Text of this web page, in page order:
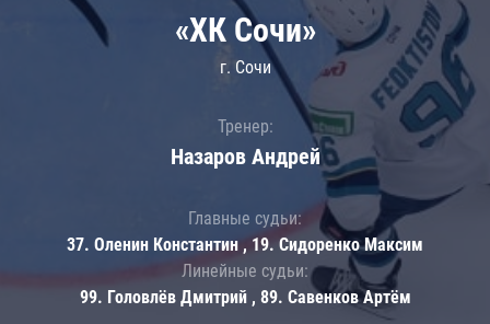
«ХК Сочи»
г. Сочи
Тренер:
Назаров Андрей
Главные судьи:
37. Оленин Константин , 19. Сидоренко Максим
Линейные судьи:
99. Головлёв Дмитрий , 89. Савенков Артём